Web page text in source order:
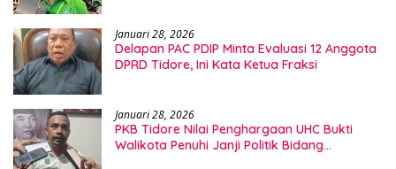
Januari 28, 2026
Delapan PAC PDIP Minta Evaluasi 12 Anggota
DPRD Tidore, Ini Kata Ketua Fraksi
Januari 28, 2026
PKB Tidore Nilai Penghargaan UHC Bukti
Walikota Penuhi Janji Politik Bidang